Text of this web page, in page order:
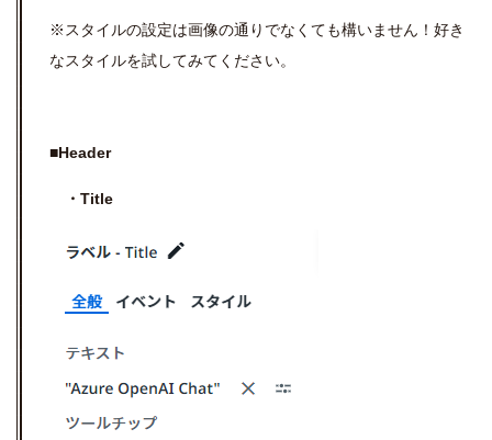
※スタイルの設定は画像の通りでなくても構いません！好き
なスタイルを試してみてください。
■Header
・Title